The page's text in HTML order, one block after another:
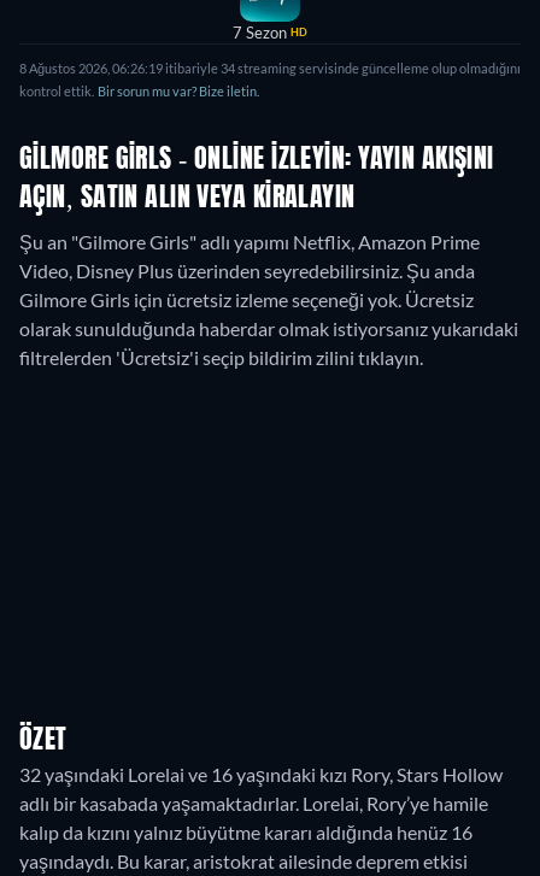
7 Sezon HD
8 Ağustos 2026 06:26:19 itibariyle 34streaming servisinde güncelleme olup olmadığını
kontrol ettik. Bir sorun mu var? Bize iletin.
GILMORE GIRLS - ONLINE IZLEYIN: YAYIN AKIŞINI
AÇIN, SATIN ALIN VEYA KIRALAYIN
Şu an "Gilmore Girls" adlı yapımı Netflix, Amazon Prime
Video, Disney Plus üzerinden seyredebilirsiniz. Şu anda
Gilmore Girls için ücretsiz izleme seçeneği yok. Ücretsiz
olarak sunulduğunda haberdar olmak istiyorsanız yukarıdaki
filtrelerden 'Ücretsiz'i seçip bildirim zilini tıklayın.
ÖZET
32 yaşındaki Lorelai ve 16 yaşındaki kızı Rory, Stars Hollow
adlı bir kasabada yaşamaktadırlar. Lorelai, Rory’ye hamile
kalıp da kızını yalnız büyütme kararı aldığında henüz 16
yaşındaydı. Bu karar, aristokrat ailesinde deprem etkisi